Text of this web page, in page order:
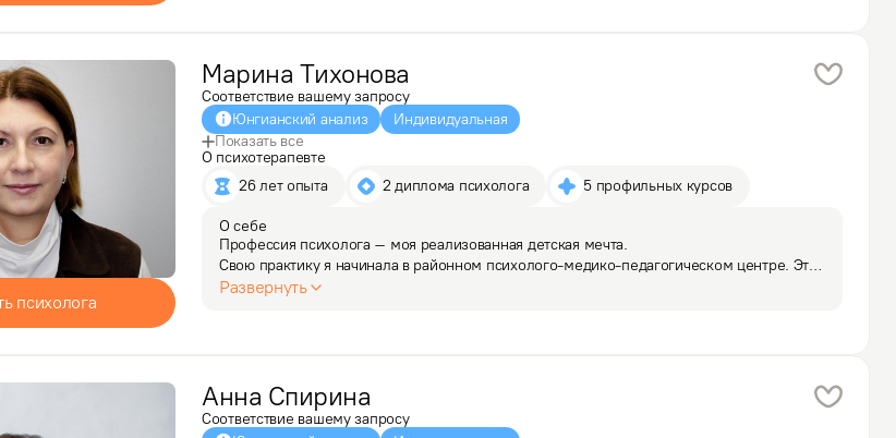
психолога
Марина Тихонова
Соответствие вашему запросу
Юнгианский анализ
Индивидуальная
Показать все
О психотерапевте
26 лет опыта
2 диплома психолога 5 профильных курсов
О себе
Профессия психолога – моя реализованная детская мечта.
Свою практику я начинала в районном психолого-медико-педагогическом центре. Это
была диагностическая, индивидуальная и групповая работа с детьми и подростками,
Развернуть
Анна Спирина
Соответствие вашему запросу